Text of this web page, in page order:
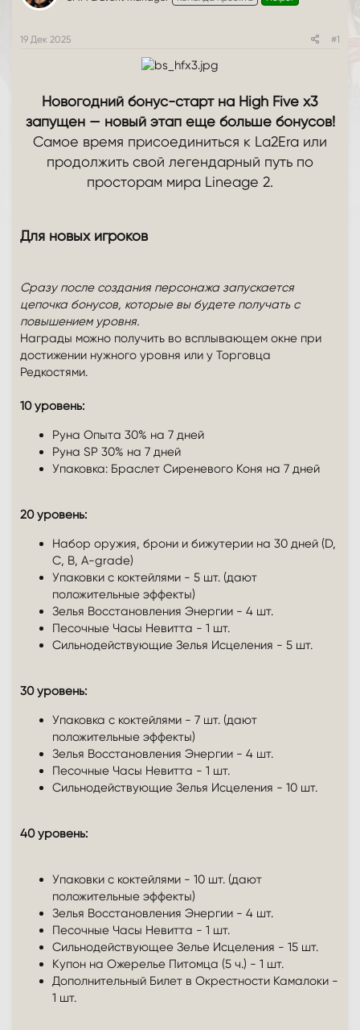
м
19 Дек 2025 #1
Новогодний бонус-старт на High Five x3
запущен — новый этап еще больше бонусов!
Cамое время присоединиться к La2Era или
продолжить свой легендарный путь по
просторам мира Lineage 2.
Для новых игроков
Сразу после создания персонажа запускается
цепочка бонусов, которые вы будете получать с
повышением уровня.
Награды можно получить во всплывающем окне при
достижении нужного уровня или у Торговца
Редкостями.
10 уровень:
Руна Опыта 30% на 7 дней
Руна SP 30% на 7 дней
Упаковка: Браслет Сиреневого Коня на 7 дней
20 уровень:
Набор оружия, брони и бижутерии на 30 дней (D,
C, B, A-grade)
Упаковки с коктейлями - 5 шт. (дают
положительные эффекты)
Зелья Восстановления Энергии - 4 шт.
Песочные Часы Невитта - 1 шт.
Сильнодействующие Зелья Исцеления - 5 шт.
30 уровень:
Упаковка с коктейлями - 7 шт. (дают
положительные эффекты)
Зелья Восстановления Энергии - 4 шт.
Песочные Часы Невитта - 1 шт.
Сильнодействующие Зелья Исцеления - 10 шт.
40 уровень:
Упаковки с коктейлями - 10 шт. (дают
положительные эффекты)
Зелья Восстановления Энергии - 4 шт.
Песочные Часы Невитта - 1 шт.
Сильнодействующее Зелье Исцеления - 15 шт.
Купон на Ожерелье Питомца (5 ч.) - 1 шт.
Дополнительный Билет в Окрестности Камалоки -
1 шт.